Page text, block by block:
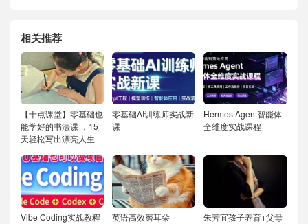
相关推荐
【十点课堂】零基础也
能学好的书法课 ，15
天轻松写出漂亮人生
零基础AI训练师实战新
课
Hermes Agent智能体
全维度实战课程
Vibe Coding实战教程 英语高效磨耳朵
朱芳宜孩子养育+父母